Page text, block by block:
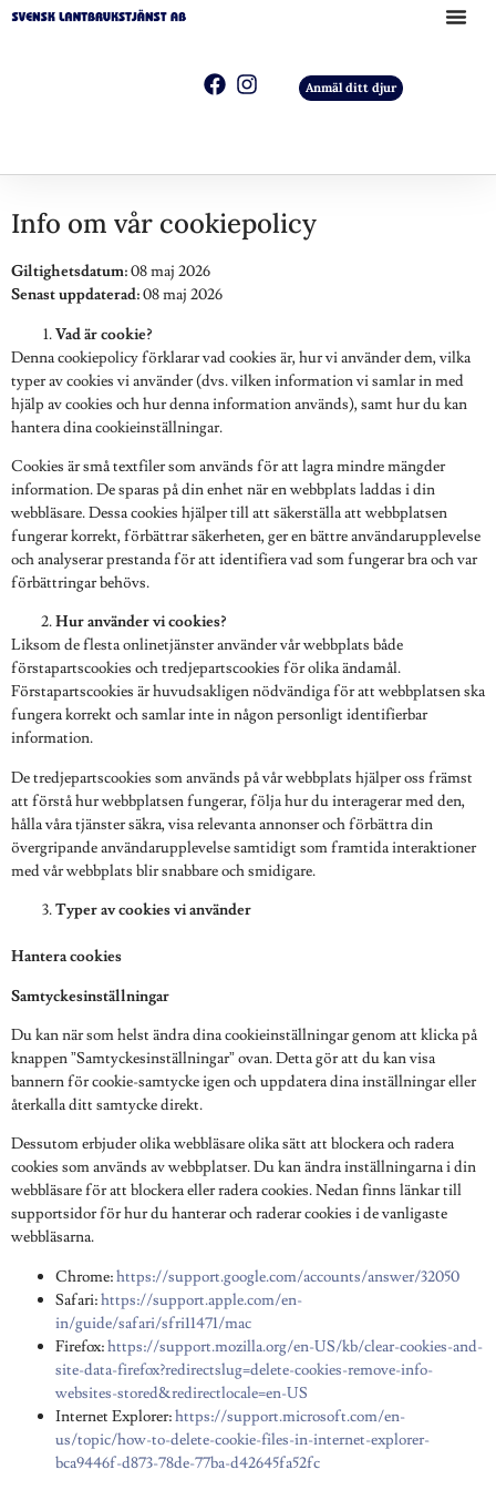
Anmäl ditt djur
Info om vår cookiepolicy
Giltighetsdatum:08 maj 2026
Senast uppdaterad:08 maj 2026
Vad är cookie?
Denna cookiepolicy förklarar vad cookies är, hur vi använder dem, vilka
typer av cookies vi använder (dvs. vilken information vi samlar in med
hjälp av cookies och hur denna information används), samt hur du kan
hantera dina cookieinställningar.
Cookies är små textfiler som används för att lagra mindre mängder
information. De sparas på din enhet när en webbplats laddas i din
webbläsare. Dessa cookies hjälper till att säkerställa att webbplatsen
fungerar korrekt, förbättrar säkerheten, ger en bättre användarupplevelse
och analyserar prestanda för att identifiera vad som fungerar bra och var
förbättringar behövs.
Hur använder vi cookies?
Liksom de flesta onlinetjänster använder vår webbplats både
förstapartscookies och tredjepartscookies för olika ändamål.
Förstapartscookies är huvudsakligen nödvändiga för att webbplatsen ska
fungera korrekt och samlar inte in någon personligt identifierbar
information.
De tredjepartscookies som används på vår webbplats hjälper oss främst
att förstå hur webbplatsen fungerar, följa hur du interagerar med den,
hålla våra tjänster säkra, visa relevanta annonser och förbättra din
övergripande användarupplevelse samtidigt som framtida interaktioner
med vår webbplats blir snabbare och smidigare.
Typer av cookies vi använder
Hantera cookies
Samtyckesinställningar
Du kan när som helst ändra dina cookieinställningar genom att klicka på
knappen ”Samtyckesinställningar” ovan. Detta gör att du kan visa
bannern för cookie-samtycke igen och uppdatera dina inställningar eller
återkalla ditt samtycke direkt.
Dessutom erbjuder olika webbläsare olika sätt att blockera och radera
cookies som används av webbplatser. Du kan ändra inställningarna i din
webbläsare för att blockera eller radera cookies. Nedan finns länkar till
supportsidor för hur du hanterar och raderar cookies i de vanligaste
webbläsarna.
Chrome:https://support.google.com/accounts/answer/32050
Safari:https://support.apple.com/en-
in/guide/safari/sfri11471/mac
Firefox:https://support.mozilla.org/en-US/kb/clear-cookies-and-
site-data-firefox?redirectslug=delete-cookies-remove-info-
websites-stored&redirectlocale=en-US
Internet Explorer:https://support.microsoft.com/en-
us/topic/how-to-delete-cookie-files-in-internet-explorer-
bca9446f-d873-78de-77ba-d42645fa52fc